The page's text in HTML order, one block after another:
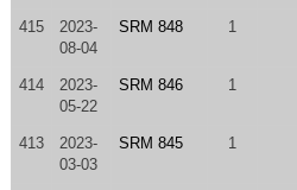
415
2023-
08-04
SRM 848 1
414
2023-
05-22
SRM 846 1
413
2023-
03-03
SRM 845 1